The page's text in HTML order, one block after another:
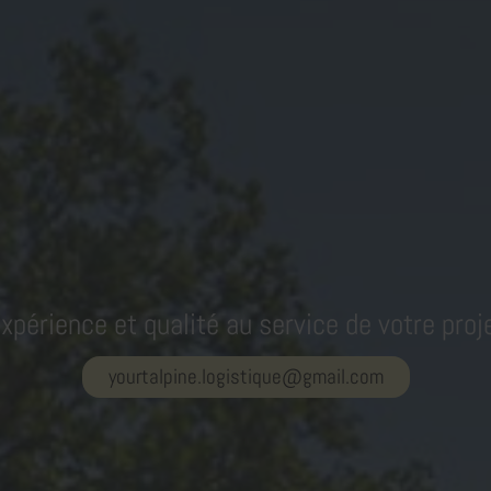
et qualité au service de votre
yourtalpine.logistique@gmail.com